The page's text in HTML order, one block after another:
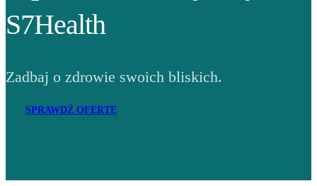
S7Health
Zadbaj o zdrowie swoich bliskich.
SPRAWDŹ OFERTĘ